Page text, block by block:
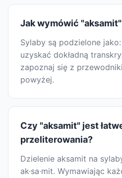
Jak wymówić
Sylaby są podzielone jako:
uzyskać dokładną
zapoznaj się z
powyżej.
Czy "aksamit" jest
przeliterowania?
Dzielenie aksamit na
ak·sa·mit. Wymawiając